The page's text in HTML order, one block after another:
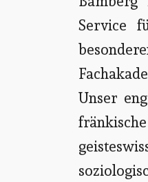
Service
Unser